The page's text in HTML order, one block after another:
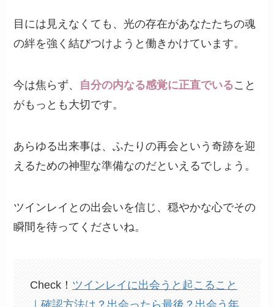
目には見えなくても、光の存在があなたたちの魂
の絆を強く結びつけようと働きかけています。
今は焦らず、 自分の内なる感覚に正直でいること
がもっとも大切です。
あらゆる出来事は、ふたりの再会という奇跡を迎
えるための神聖な準備なのだといえるでしょう。
ツインレイとの出会いを信じ、穏やかな心でその
瞬間を待ってくださいね。
Check！ ツインレイに出会うと起こること
｜確認方法は？出会ったら最後？出会う年